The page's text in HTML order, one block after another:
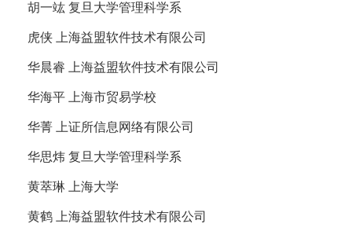
胡一竑 复旦大学管理科学系
虎侠 上海益盟软件技术有限公司
华晨睿 上海益盟软件技术有限公司
华海平 上海市贸易学校
华菁 上证所信息网络有限公司
华思炜 复旦大学管理科学系
黄萃琳 上海大学
黄鹤 上海益盟软件技术有限公司